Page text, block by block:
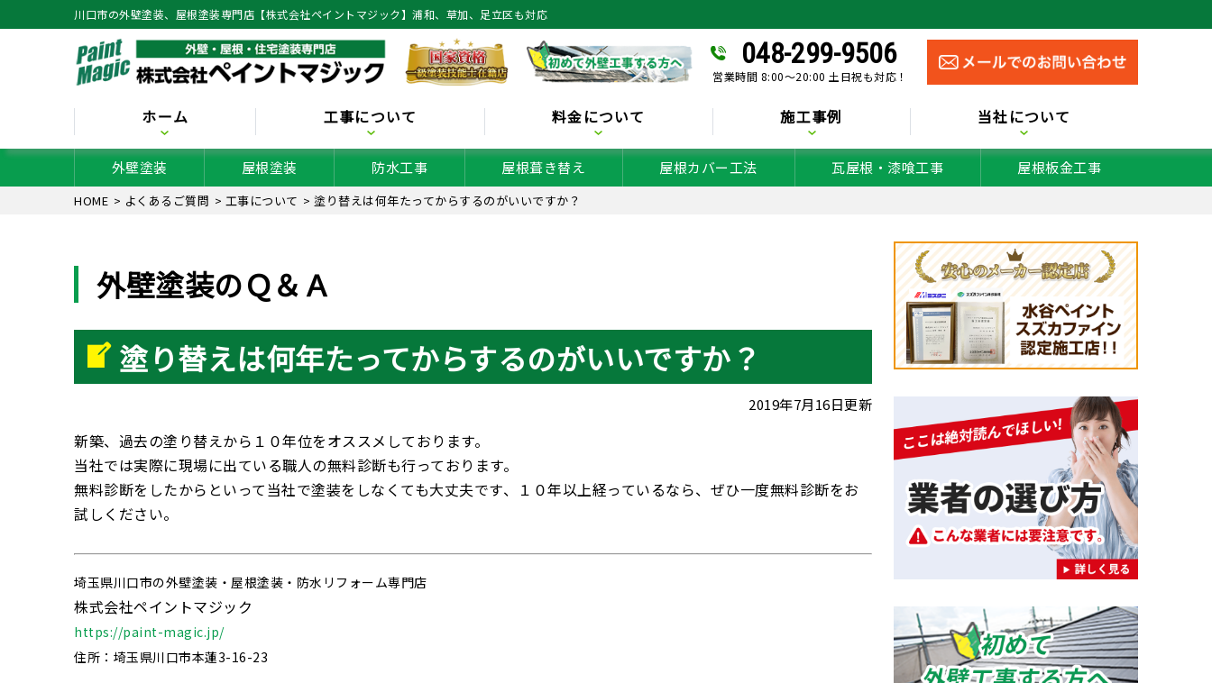
川口市の外壁塗装、屋根塗装専門店【株式会社ペイントマジック】浦和、草加、足立区も対応
048-299-9506
営業時間 8:00～20:00 土日祝も対応！
ホーム 工事について 料金について 施工事例 当社について
外壁塗装 屋根塗装 防水工事 屋根葺き替え 屋根カバー工法 瓦屋根・漆喰工事 屋根板金工事
HOME > よくあるご質問 > 工事について > 塗り替えは何年たってからするのがいいですか？
外壁塗装のＱ＆Ａ
塗り替えは何年たってからするのがいいですか？
2019年7月16日更新
新築、過去の塗り替えから１０年位をオススメしております。
当社では実際に現場に出ている職人の無料診断も行っております。
無料診断をしたからといって当社で塗装をしなくても大丈夫です、１０年以上経っているなら、ぜひ一度無料診断をお
試しください。
埼玉県川口市の外壁塗装・屋根塗装・防水リフォーム専門店
株式会社ペイントマジック
https://paint-magic.jp/
住所：埼玉県川口市本蓮3-16-23